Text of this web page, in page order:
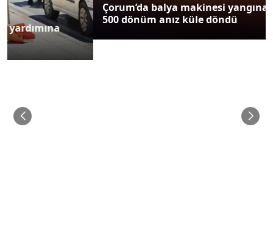
Çorum’da balya makinesi yangına sebep oldu:
500 dönüm anız küle döndü